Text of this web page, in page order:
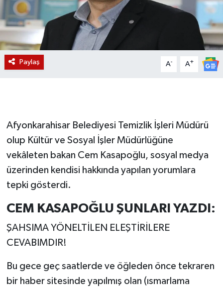
Paylaş A- A+
Afyonkarahisar Belediyesi Temizlik İşleri Müdürü
olup Kültür ve Sosyal İşler Müdürlüğüne
vekâleten bakan Cem Kasapoğlu, sosyal medya
üzerinden kendisi hakkında yapılan yorumlara
tepki gösterdi.
CEM KASAPOĞLU ŞUNLARI YAZDI:
ŞAHSIMA YÖNELTİLEN ELEŞTİRİLERE
CEVABIMDIR!
Bu gece geç saatlerde ve öğleden önce tekraren
bir haber sitesinde yapılmış olan (ısmarlama